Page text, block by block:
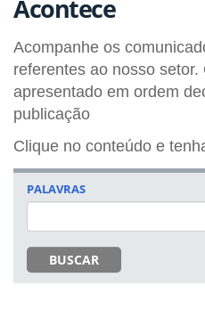
Acontece
Acompanhe os
referentes ao nosso
apresentado em ordem
publicação
Clique no conteúdo e
PALAVRAS
BUSCAR